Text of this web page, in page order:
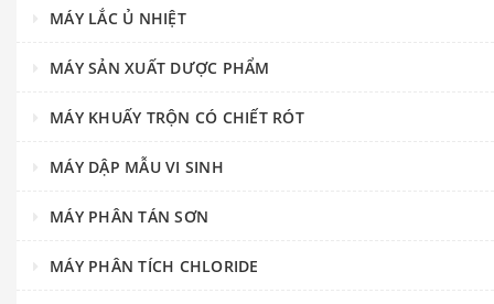
MÁY LẮC Ủ NHIỆT
MÁY SẢN XUẤT DƯỢC PHẨM
MÁY KHUẤY TRỘN CÓ CHIẾT RÓT
MÁY DẬP MẪU VI SINH
MÁY PHÂN TÁN SƠN
MÁY PHÂN TÍCH CHLORIDE